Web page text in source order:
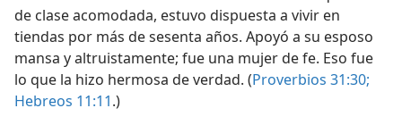
de clase acomodada, estuvo dispuesta a vivir en
tiendas por más de sesenta años. Apoyó a su esposo
mansa y altruistamente; fue una mujer de fe. Eso fue
lo que la hizo hermosa de verdad. (Proverbios 31:30;
Hebreos 11:11.)